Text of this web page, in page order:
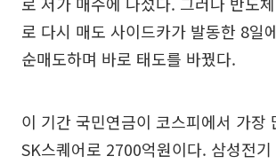
로 다시 매도 사이드카가 발동한 8일
순매도하며 바로 태도를 바꿨다.
이 기간 국민연금이 코스피에서 가장
SK스퀘어로 2700억원이다. 삼성전